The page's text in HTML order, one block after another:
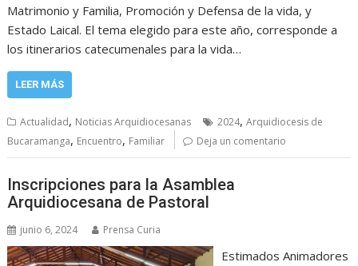
Matrimonio y Familia, Promoción y Defensa de la vida, y
Estado Laical. El tema elegido para este año, corresponde a
los itinerarios catecumenales para la vida…
LEER MÁS
Actualidad, Noticias Arquidiocesanas 2024,Arquidiocesis de
Bucaramanga, Encuentro, Familiar Deja un comentario
Inscripciones para la Asamblea
Arquidiocesana de Pastoral
junio 6, 2024 Prensa Curia
Estimados Animadores